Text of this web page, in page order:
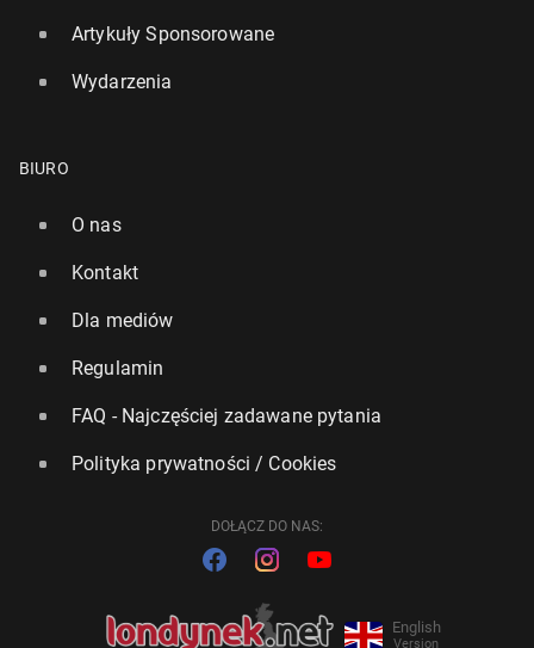
Artykuły Sponsorowane
Wydarzenia
BIURO
O nas
Kontakt
Dla mediów
Regulamin
FAQ - Najczęściej zadawane pytania
Polityka prywatności / Cookies
DOŁĄCZ DO NAS:
English
Version